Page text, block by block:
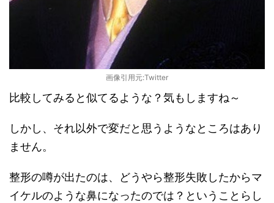
画像引用元:Twitter
比較してみると似てるような？気もしますね～
しかし、それ以外で変だと思うようなところはあり
ません。
整形の噂が出たのは、どうやら整形失敗したからマ
イケルのような鼻になったのでは？ということらし